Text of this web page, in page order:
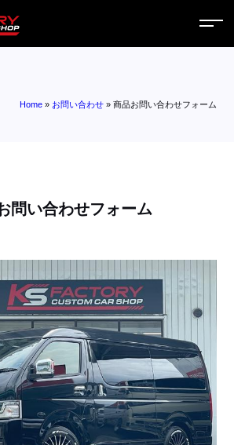
店舗問い合わせ
Home » お問い合わせ »商品お問い合わせフォーム
問い合わせフォーム